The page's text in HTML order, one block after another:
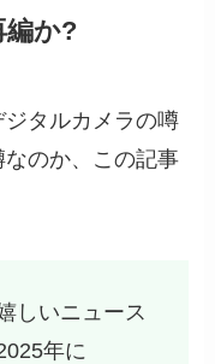
編か?
タルカメラの噂
のか、この記事
しいニュース
年に